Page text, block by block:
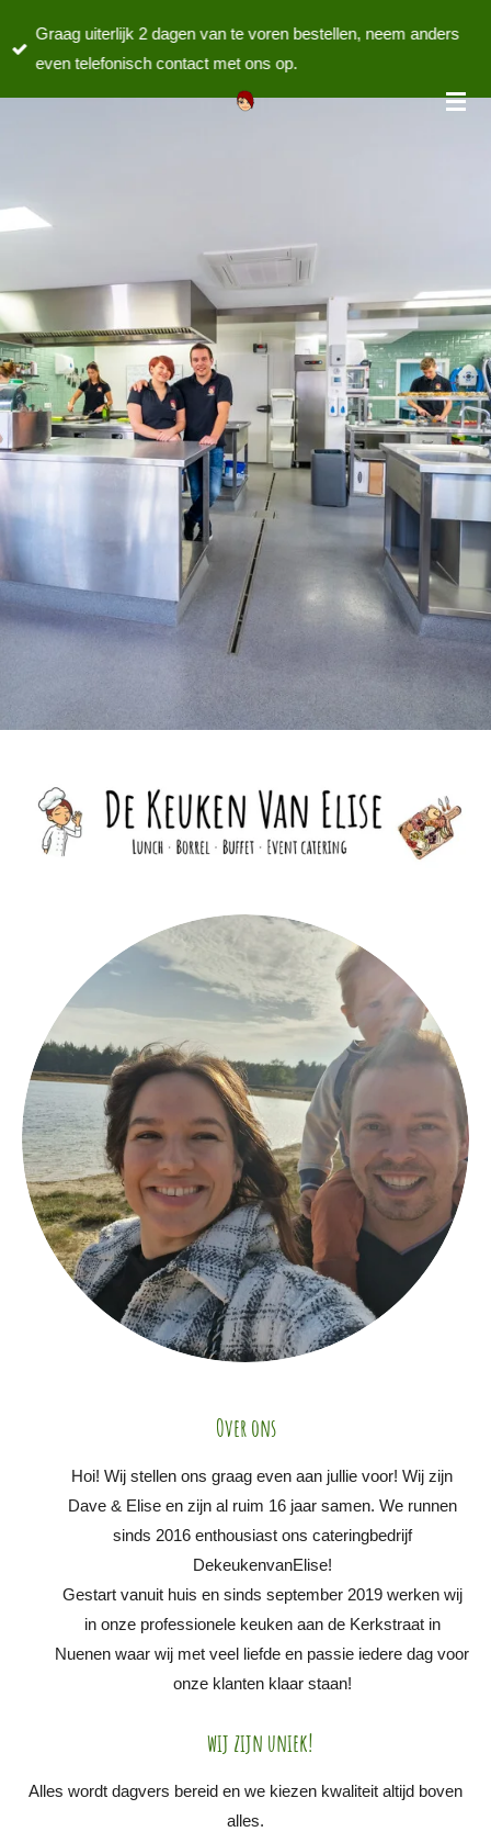
direct
Graag uiterlijk 2 dagen van te voren bestellen, neem anders
even telefonisch contact met ons op.
Over ons
Hoi! Wij stellen ons graag even aan jullie voor! Wij zijn
Dave & Elise en zijn al ruim 16 jaar samen. We runnen
sinds 2016 enthousiast ons cateringbedrijf
DekeukenvanElise!
Gestart vanuit huis en sinds september 2019 werken wij
in onze professionele keuken aan de Kerkstraat in
Nuenen waar wij met veel liefde en passie iedere dag voor
onze klanten klaar staan!
wij zijn uniek!
Alles wordt dagvers bereid en we kiezen kwaliteit altijd boven
alles.